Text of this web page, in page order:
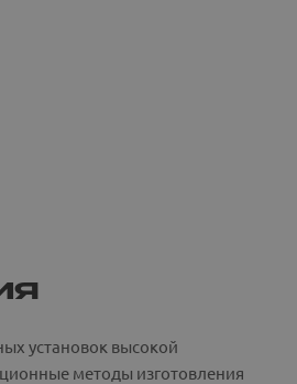
установок высокой
методы изготовления